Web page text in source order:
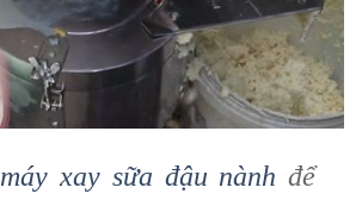
máy xay sữa đậu nành để